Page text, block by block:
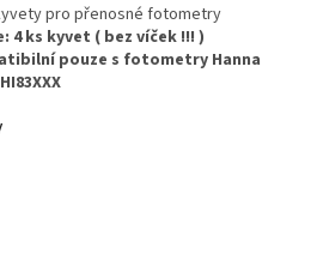
pro přenosné fotometry
4 ks kyvet ( bez víček !!! )
pouze s fotometry Hanna